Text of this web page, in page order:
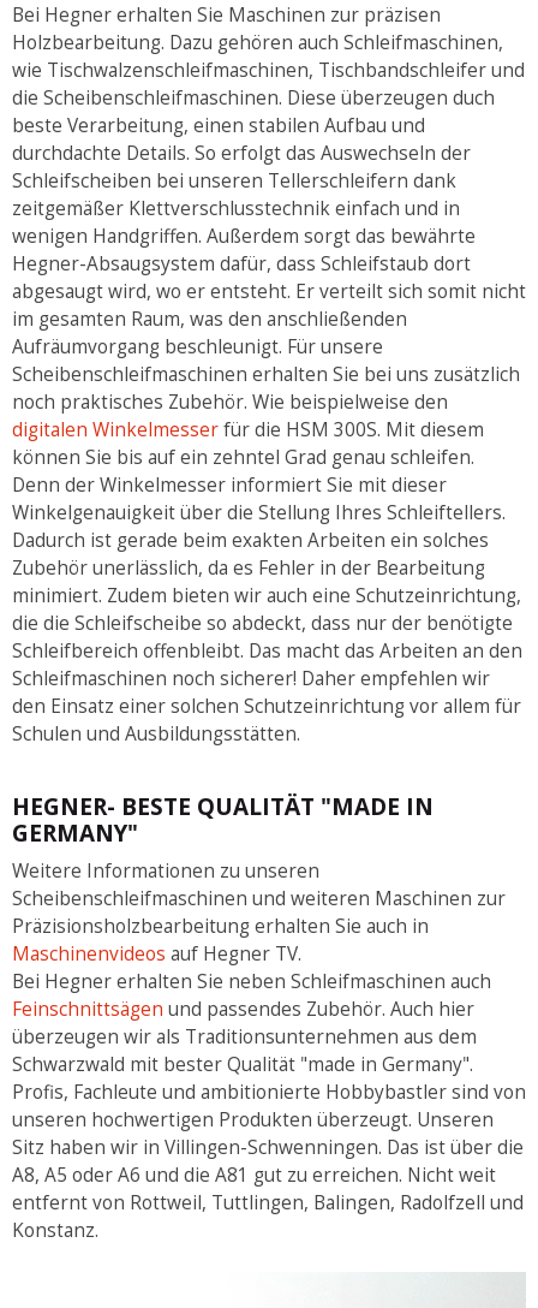
Bei Hegner erhalten Sie Maschinen zur präzisen
Holzbearbeitung. Dazu gehören auch Schleifmaschinen,
wie Tischwalzenschleifmaschinen, Tischbandschleifer und
die Scheibenschleifmaschinen. Diese überzeugen duch
beste Verarbeitung, einen stabilen Aufbau und
durchdachte Details. So erfolgt das Auswechseln der
Schleifscheiben bei unseren Tellerschleifern dank
zeitgemäßer Klettverschlusstechnik einfach und in
wenigen Handgriffen. Außerdem sorgt das bewährte
Hegner-Absaugsystem dafür, dass Schleifstaub dort
abgesaugt wird, wo er entsteht. Er verteilt sich somit nicht
im gesamten Raum, was den anschließenden
Aufräumvorgang beschleunigt. Für unsere
Scheibenschleifmaschinen erhalten Sie bei uns zusätzlich
noch praktisches Zubehör. Wie beispielweise den
digitalen Winkelmesserfür die HSM 300S. Mit diesem
können Sie bis auf ein zehntel Grad genau schleifen.
Denn der Winkelmesser informiert Sie mit dieser
Winkelgenauigkeit über die Stellung Ihres Schleiftellers.
Dadurch ist gerade beim exakten Arbeiten ein solches
Zubehör unerlässlich, da es Fehler in der Bearbeitung
minimiert. Zudem bieten wir auch eine Schutzeinrichtung,
die die Schleifscheibe so abdeckt, dass nur der benötigte
Schleifbereich offenbleibt. Das macht das Arbeiten an den
Schleifmaschinen noch sicherer! Daher empfehlen wir
den Einsatz einer solchen Schutzeinrichtung vor allem für
Schulen und Ausbildungsstätten.
HEGNER- BESTE QUALITÄT "MADE IN
GERMANY"
Weitere Informationen zu unseren
Scheibenschleifmaschinen und weiteren Maschinen zur
Präzisionsholzbearbeitung erhalten Sie auch in
Maschinenvideos auf Hegner TV.
Bei Hegner erhalten Sie neben Schleifmaschinen auch
Feinschnittsägen und passendes Zubehör. Auch hier
überzeugen wir als Traditionsunternehmen aus dem
Schwarzwald mit bester Qualität "made in Germany".
Profis, Fachleute und ambitionierte Hobbybastler sind von
unseren hochwertigen Produkten überzeugt. Unseren
Sitz haben wir in Villingen-Schwenningen. Das ist über die
A8, A5 oder A6 und die A81 gut zu erreichen. Nicht weit
entfernt von Rottweil, Tuttlingen, Balingen, Radolfzell und
Konstanz.